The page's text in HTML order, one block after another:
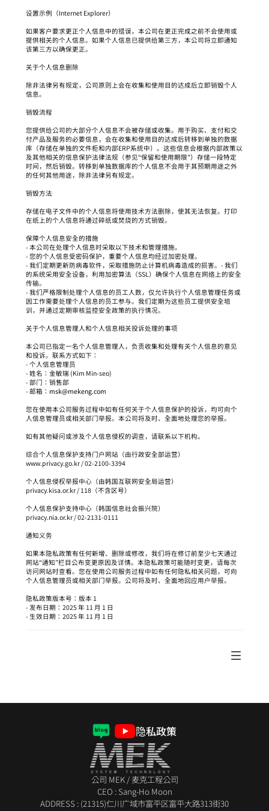
设置示例（Internet Explorer）
如果客户要求更正个人信息中的错误，本公司在更正完成之前不会使用或
提供相关的个人信息。如果个人信息已提供给第三方，本公司将立即通知
该第三方以确保更正。
关于个人信息删除
除非法律另有规定，公司原则上会在收集和使用目的达成后立即销毁个人
信息。
销毁流程
您提供给公司的大部分个人信息不会被存储或收集。用于购买、支付和交
付产品及服务的必要信息，会在收集和使用目的达成后转移到单独的数据
库（存储在单独的文件柜和内部ERP系统中）。这些信息会根据内部政策以
及其他相关的信息保护法律法规（参见“保留和使用期限”）存储一段特定
时间，然后销毁。转移到单独数据库的个人信息不会用于其预期用途之外
的任何其他用途，除非法律另有规定。
销毁方法
存储在电子文件中的个人信息将使用技术方法删除，使其无法恢复。打印
在纸上的个人信息将通过碎纸或焚烧的方式销毁。
保障个人信息安全的措施
- 本公司在处理个人信息时采取以下技术和管理措施。
- 您的个人信息受密码保护，重要个人信息均经过加密处理。
- 我们定期更新防病毒软件，采取措施防止计算机病毒造成的损害。- 我们
的系统采用安全设备，利用加密算法（SSL）确保个人信息在网络上的安全
传输。
- 我们严格限制处理个人信息的员工人数，仅允许执行个人信息管理任务或
因工作需要处理个人信息的员工参与。我们定期为这些员工提供安全培
训，并通过定期审核监控安全政策的执行情况。
关于个人信息管理人和个人信息相关投诉处理的事项
本公司已指定一名个人信息管理人，负责收集和处理有关个人信息的意见
和投诉。联系方式如下：
- 个人信息管理员
- 姓名：金敏瑞 (Kim Min-seo)
- 部门：销售部
- 邮箱： msk@mekeng.com
您在使用本公司服务过程中如有任何关于个人信息保护的投诉，均可向个
人信息管理员或相关部门举报。本公司将及时、全面地处理您的举报。
如有其他疑问或涉及个人信息侵权的调查，请联系以下机构。
综合个人信息保护支持门户网站（由行政安全部运营）
www.privacy.go.kr / 02-2100-3394
个人信息侵权举报中心（由韩国互联网安全局运营）
privacy.kisa.or.kr / 118（不含区号）
个人信息保护支持中心（韩国信息社会振兴院）
privacy.nia.or.kr / 02-2131-0111
通知义务
如果本隐私政策有任何新增、删除或修改，我们将在修订前至少七天通过
网站“通知”栏目公布变更原因及详情。本隐私政策可能随时变更，请每次
访问网站时查看。您在使用公司服务过程中如有任何隐私相关问题，可向
个人信息管理员或相关部门举报。公司将及时、全面地回应用户举报。
隐私政策版本号：版本 1
- 发布日期：2025 年 11 月 1 日
- 生效日期：2025 年 11 月 1 日
公司 MEK / 麦克工程公司
CEO : Sang-Ho Moon
ADDRESS : (21315)仁川广域市富平区富平大路313街30
隐私政策